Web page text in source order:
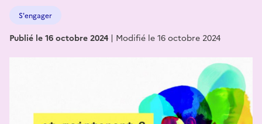
S'engager
Publié le 16 octobre 2024 | Modifié le 16 octobre 2024